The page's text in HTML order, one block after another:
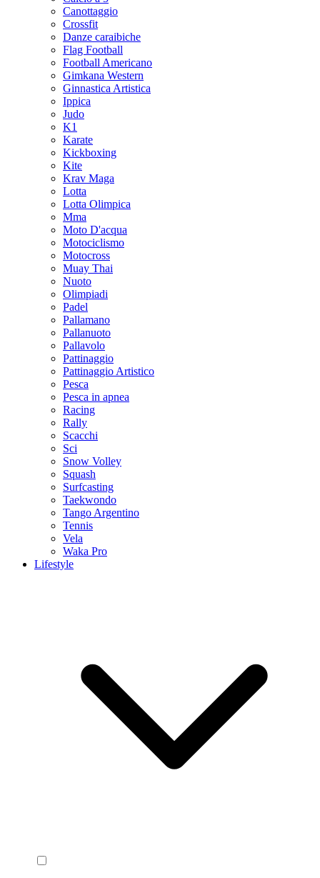
Canottaggio
Crossfit
Danze caraibiche
Flag Football
Football Americano
Gimkana Western
Ginnastica Artistica
Ippica
Judo
K1
Karate
Kickboxing
Kite
Krav Maga
Lotta
Lotta Olimpica
Mma
Moto D'acqua
Motociclismo
Motocross
Muay Thai
Nuoto
Olimpiadi
Padel
Pallamano
Pallanuoto
Pallavolo
Pattinaggio
Pattinaggio Artistico
Pesca
Pesca in apnea
Racing
Rally
Scacchi
Sci
Snow Volley
Squash
Surfcasting
Taekwondo
Tango Argentino
Tennis
Vela
Waka Pro
Lifestyle